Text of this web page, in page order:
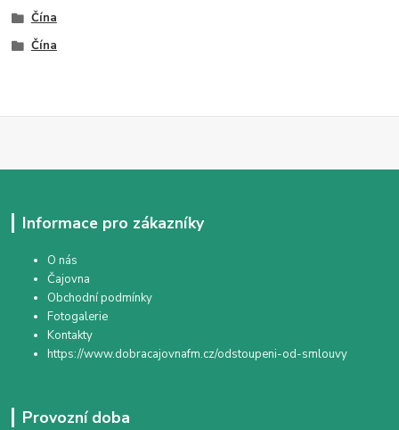
Čína
Čína
Informace pro zákazníky
O nás
Čajovna
Obchodní podmínky
Fotogalerie
Kontakty
https://www.dobracajovnafm.cz/odstoupeni-od-smlouvy
Provozní doba